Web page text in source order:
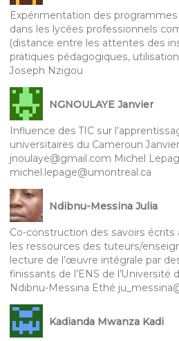
Expérimentation des programmes
dans les lycées professionnels
(distance entre les attentes des
pratiques pédagogiques,
Joseph Nzigou
NGNOULAYE Janvier
Influence des TIC sur
universitaires du Cameroun
jnoulaye@gmail.com Michel
michel.lepage@umontreal.ca
Ndibnu-Messina Julia
Co-construction des savoirs
les ressources des tuteurs/
lecture de l’œuvre intégrale par
finissants de l’ENS de l’Université
Ndibnu-Messina Ethé
Kadianda Mwanza Kadi